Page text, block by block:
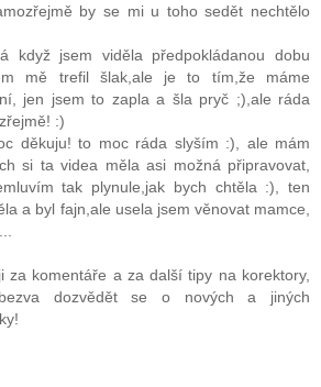
by se mi u toho sedět nechtělo
když jsem viděla předpokládanou dobu
mě trefil šlak,ale je to tím,že máme
jen jsem to zapla a šla pryč ;),ale ráda
:)
děkuju! to moc ráda slyším :), ale mám
si ta videa měla asi možná připravovat,
tak plynule,jak bych chtěla :), ten
a byl fajn,ale usela jsem věnovat mamce,
za komentáře a za další tipy na korektory,
dozvědět se o nových a jiných